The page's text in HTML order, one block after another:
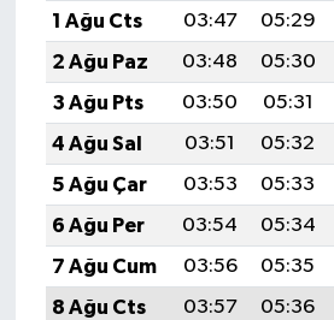
1 Ağu Cts
03:47 05:29
2 Ağu Paz
03:48 05:30
3 Ağu Pts
03:50 05:31
4 Ağu Sal
03:51 05:32
5 Ağu Çar
03:53 05:33
6 Ağu Per
03:54 05:34
7 Ağu Cum
03:56 05:35
8 Ağu Cts
03:57 05:36